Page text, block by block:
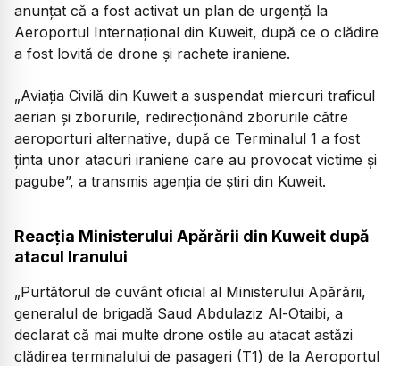
anunțat că a fost activat un plan de urgență la
Aeroportul Internațional din Kuweit, după ce o clădire
a fost lovită de drone și rachete iraniene.
„Aviația Civilă din Kuweit a suspendat miercuri traficul
aerian și zborurile, redirecționând zborurile către
aeroporturi alternative, după ce Terminalul 1 a fost
ținta unor atacuri iraniene care au provocat victime și
pagube”, a transmis agenția de știri din Kuweit.
Reacția Ministerului Apărării din Kuweit după
atacul Iranului
„Purtătorul de cuvânt oficial al Ministerului Apărării,
generalul de brigadă Saud Abdulaziz Al-Otaibi, a
declarat că mai multe drone ostile au atacat astăzi
clădirea terminalului de pasageri (T1) de la Aeroportul